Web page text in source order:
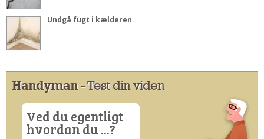
Undgå fugt i kælderen
Handyman- Test din viden
Ved du egentligt
hvordan du ...?